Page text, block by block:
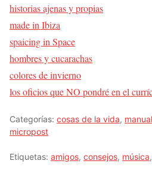
historias ajenas y propias
made in Ibiza
spaicing in Space
hombres y cucarachas
colores de invierno
los oficios que NO pondré en el
Categorías: cosas de la vida,
micropost
Etiquetas: amigos, consejos, música,